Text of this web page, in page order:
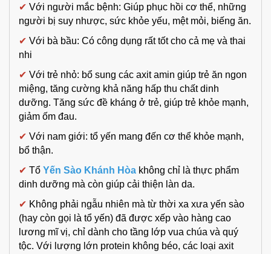
✔ Với người mắc bệnh: Giúp phục hồi cơ thể, những
người bị suy nhược, sức khỏe yếu, mệt mỏi, biếng ăn.
✔ Với bà bầu: Có công dụng rất tốt cho cả mẹ và thai
nhi
✔ Với trẻ nhỏ: bổ sung các axit amin giúp trẻ ăn ngon
miệng, tăng cường khả năng hấp thu chất dinh
dưỡng. Tăng sức đề kháng ở trẻ, giúp trẻ khỏe mạnh,
giảm ốm đau.
✔ Với nam giới: tổ yến mang đến cơ thể khỏe mạnh,
bổ thận.
✔ Tổ Yến Sào Khánh Hòa không chỉ là thực phẩm
dinh dưỡng mà còn giúp cải thiện làn da.
✔ Không phải ngẫu nhiên mà từ thời xa xưa yến sào
(hay còn gọi là tổ yến) đã được xếp vào hàng cao
lương mĩ vị, chỉ dành cho tầng lớp vua chúa và quý
tộc. Với lượng lớn protein không béo, các loại axit